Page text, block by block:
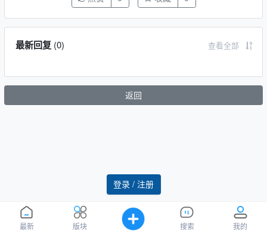
最新 版块 搜索 我的
登录 / 注册
最新回复(0) 查看全部
返回